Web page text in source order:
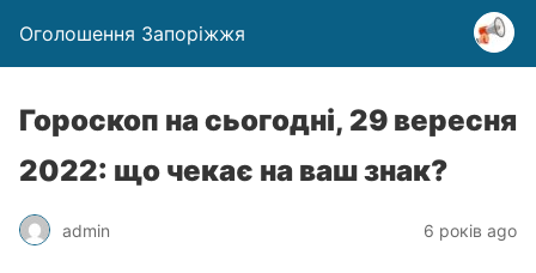
Оголошення Запоріжжя
Гороскоп на сьогодні, 29 вересня
2022: що чекає на ваш знак?
admin 6 років ago